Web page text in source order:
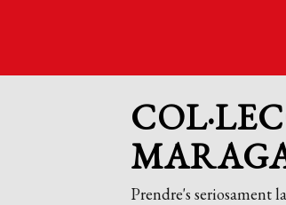
Prendre's seriosament